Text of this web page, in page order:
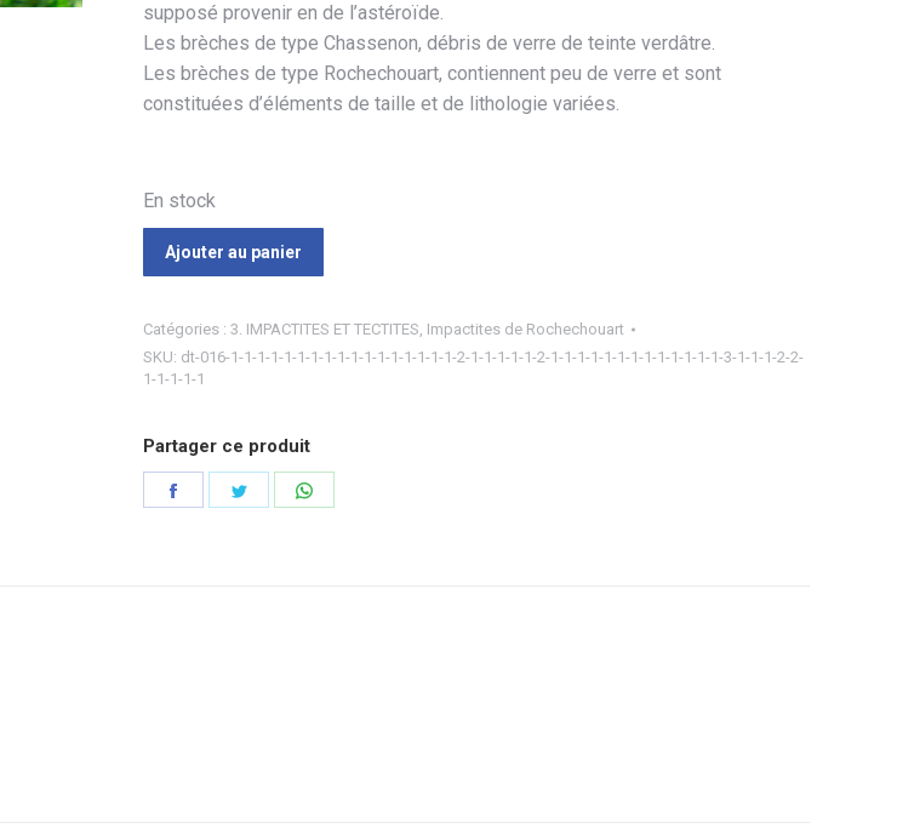
supposé provenir en de l’astéroïde.
Les brèches de type Chassenon, débris de verre de teinte verdâtre.
Les brèches de type Rochechouart, contiennent peu de verre et sont
constituées d’éléments de taille et de lithologie variées.
En stock
Ajouter au panier
Catégories : 3. IMPACTITES ET TECTITES, Impactites de Rochechouart
SKU: dt-016-1-1-1-1-1-1-1-1-1-1-1-1-1-1-1-1-1-2-1-1-1-1-1-2-1-1-1-1-1-1-1-1-1-1-1-1-1-3-1-1-1-2-2-
1-1-1-1-1
Partager ce produit
Partager Partager